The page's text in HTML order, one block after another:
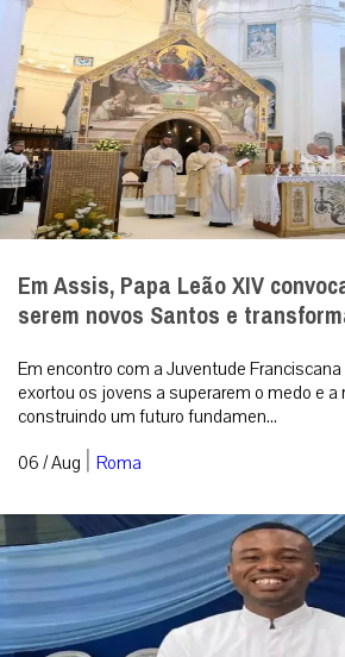
Em Assis, Papa Leão XIV
serem novos Santos e
Em encontro com a Juventude
exortou os jovens a superarem o medo e a
construindo um futuro fundamen...
06 / Aug | Roma